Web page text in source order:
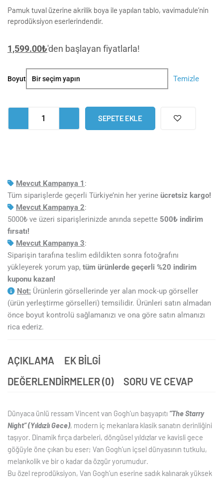
Pamuk tuval üzerine akrilik boya ile yapılan tablo, vavimadule’nin
reprodüksiyon eserlerindendir.
1,599.00₺'den başlayan fiyatlarla!
Boyut Temizle
Yıldızlı
Klasik
SEPETE EKLE
Mevcut Kampanya 1 :
Tüm siparişlerde geçerli Türkiye’nin her yerine ücretsiz kargo!
Mevcut Kampanya 2:
5000₺ ve üzeri siparişlerinizde anında sepette 500₺ indirim
fırsatı!
Mevcut Kampanya 3:
Siparişin tarafına teslim edildikten sonra fotoğrafını
yükleyerek yorum yap, tüm ürünlerde geçerli %20 indirim
kuponu kazan!
Not: Ürünlerin görsellerinde yer alan mock-up görseller
(ürün yerleştirme görselleri) temsilidir. Ürünleri satın almadan
önce boyut kontrolü sağlamanızı ve ona göre satın almanızı
rica ederiz.
AÇIKLAMA
EK BILGI
DEĞERLENDIRMELER (0)
SORU VE CEVAP
Dünyaca ünlü ressam Vincent van Gogh’un başyapıtı “The Starry
Night” (Yıldızlı Gece), modern iç mekanlara klasik sanatın derinliğini
taşıyor. Dinamik fırça darbeleri, döngüsel yıldızlar ve kavisli gece
göğüyle öne çıkan bu eser; Van Gogh’un içsel dünyasının tutkulu,
melankolik ve bir o kadar da özgür yorumudur.
Bu özel reprodüksiyon, Van Gogh’un eserine sadık kalınarak yüksek